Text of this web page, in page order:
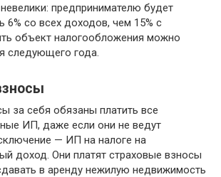
предпринимателю будет
6% со всех доходов, чем 15% с
объект налогообложения можно
следующего года.
за себя обязаны платить все
ИП, даже если они не ведут
— ИП на налоге на
доход. Они платят страховые взносы
в аренду нежилую недвижимость